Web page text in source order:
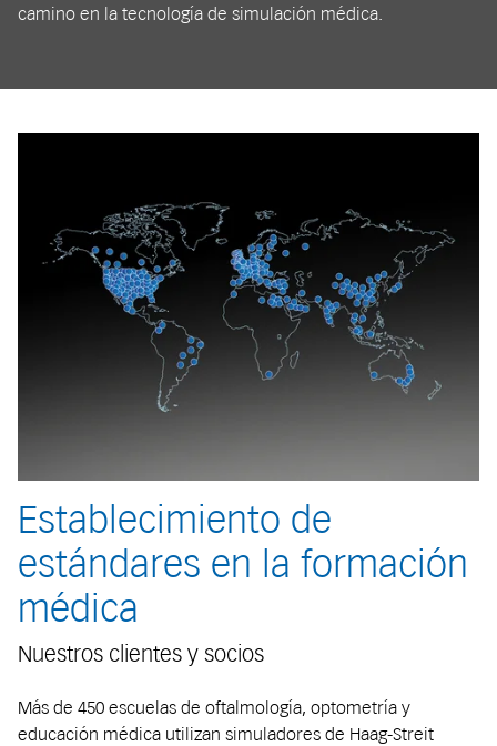
camino en la tecnología de simulación médica.
Establecimiento de
estándares en la formación
médica
Nuestros clientes y socios
Más de 450 escuelas de oftalmología, optometría y
educación médica utilizan simuladores de Haag-Streit